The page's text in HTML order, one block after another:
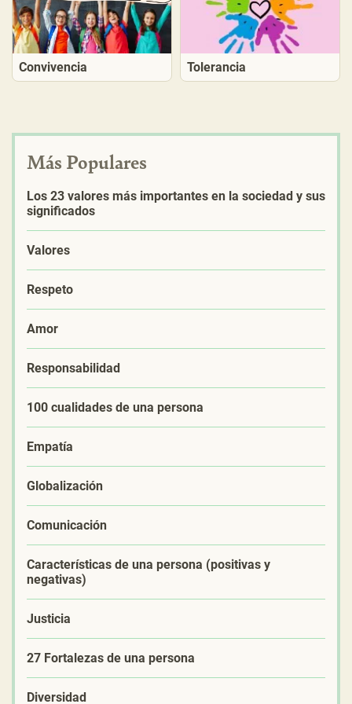
Convivencia Tolerancia
Más Populares
Los 23 valores más importantes en la sociedad y sus
significados
Valores
Respeto
Amor
Responsabilidad
100 cualidades de una persona
Empatía
Globalización
Comunicación
Características de una persona (positivas y
negativas)
Justicia
27 Fortalezas de una persona
Diversidad